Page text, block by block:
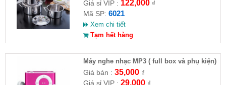
Giá sỉ VIP : 122,000₫
Mã SP: 6021
Xem chi tiết
Tạm hết hàng
Máy nghe nhạc MP3 ( full box và phụ kiện)
Giá bán : 35,000₫
Giá sỉ VIP : 29,000₫